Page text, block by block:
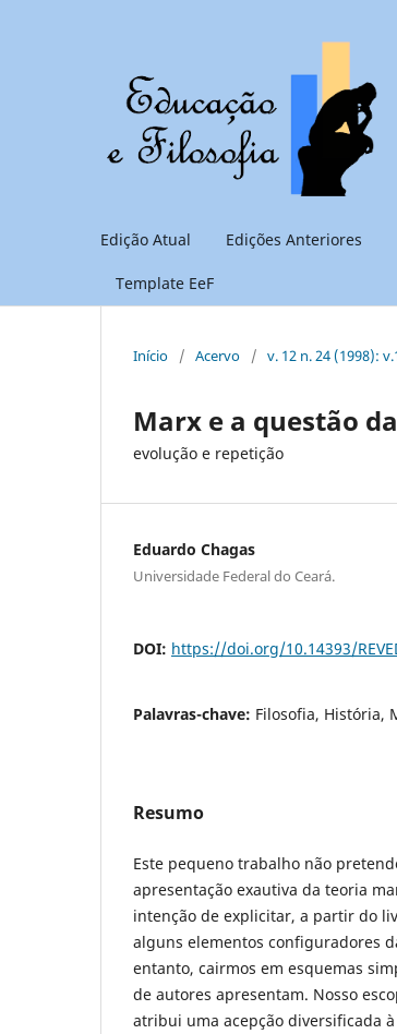
Edição Atual Edições Anteriores
Template EeF
Início / Acervo / v. 12 n. 24 (1998):
Marx e a questão
evolução e repetição
Eduardo Chagas
Universidade Federal do Ceará.
DOI: https://doi.org/10.14393/
Palavras-chave: Filosofia, História,
Resumo
Este pequeno trabalho não
apresentação exautiva da teoria
intenção de explicitar, a partir do
alguns elementos configuradores
entanto, cairmos em esquemas
de autores apresentam. Nosso
atribui uma acepção diversificada